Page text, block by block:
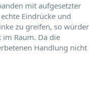
mit aufgesetzter
Eindrücke und
zu greifen, so
Raum. Da die
Handlung nicht